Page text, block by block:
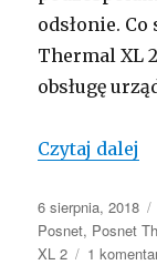
odsłonie.
Thermal XL
obsługę
Czytaj dalej
Opublikowano
6 sierpnia, 2018
Posnet, Posnet
XL 2
1